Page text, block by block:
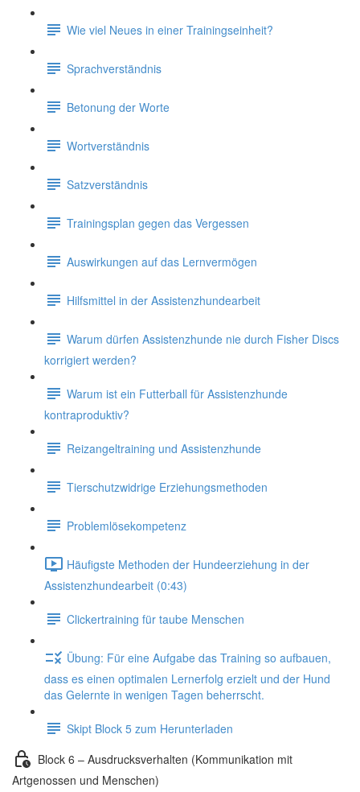
Wie viel Neues in einer Trainingseinheit?
Sprachverständnis
Betonung der Worte
Wortverständnis
Satzverständnis
Trainingsplan gegen das Vergessen
Auswirkungen auf das Lernvermögen
Hilfsmittel in der Assistenzhundearbeit
Warum dürfen Assistenzhunde nie durch Fisher Discs
korrigiert werden?
Warum ist ein Futterball für Assistenzhunde
kontraproduktiv?
Reizangeltraining und Assistenzhunde
Tierschutzwidrige Erziehungsmethoden
Problemlösekompetenz
Häufigste Methoden der Hundeerziehung in der
Assistenzhundearbeit (0:43)
Clickertraining für taube Menschen
Übung: Für eine Aufgabe das Training so aufbauen,
dass es einen optimalen Lernerfolg erzielt und der Hund
das Gelernte in wenigen Tagen beherrscht.
Skipt Block 5 zum Herunterladen
Block 6 – Ausdrucksverhalten (Kommunikation mit
Artgenossen und Menschen)